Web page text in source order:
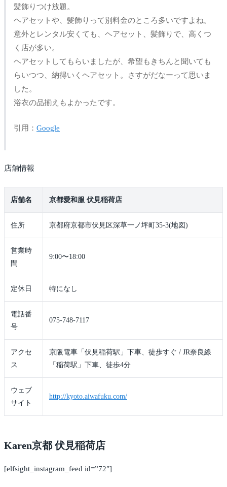
髪飾りつけ放題。
ヘアセットや、髪飾りって別料金のところ多いですよね。
意外とレンタル安くても、ヘアセット、髪飾りで、高くつ
く店が多い。
ヘアセットしてもらいましたが、希望もきちんと聞いても
らいつつ、納得いくヘアセット。さすがだなーって思いま
した。
浴衣の品揃えもよかったです。
引用： Google
店舗情報
店舗名 京都愛和服 伏見稲荷店
住所 京都府京都市伏見区深草一ノ坪町35-3(地図)
営業時
間
9:00〜18:00
定休日 特になし
電話番
号
075-748-7117
アクセ
ス
京阪電車「伏見稲荷駅」下車、徒歩すぐ / JR奈良線
「稲荷駅」下車、徒歩4分
ウェブ
サイト
http://kyoto.aiwafuku.com/
Karen京都 伏見稲荷店
[elfsight_instagram_feed id=”72″]